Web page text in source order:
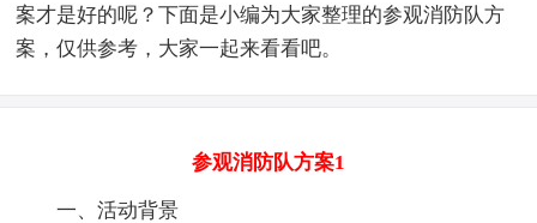
案才是好的呢？下面是小编为大家整理的参观消防队方
案，仅供参考，大家一起来看看吧。
参观消防队方案1
一、活动背景